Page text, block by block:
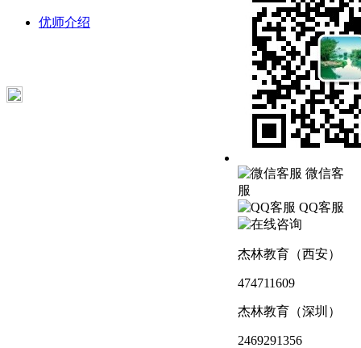
优师介绍
微信客
服
QQ客服
杰林教育（西安）
474711609
杰林教育（深圳）
2469291356